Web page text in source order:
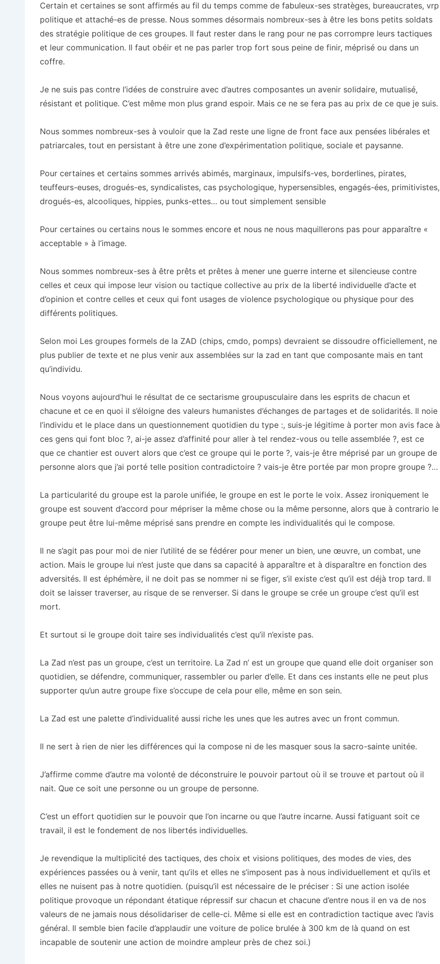
Certain et certaines se sont affirmés au fil du temps comme de fabuleux-ses stratèges, bureaucrates, vrp
politique et attaché-es de presse. Nous sommes désormais nombreux-ses à être les bons petits soldats
des stratégie politique de ces groupes. Il faut rester dans le rang pour ne pas corrompre leurs tactiques
et leur communication. Il faut obéir et ne pas parler trop fort sous peine de finir, méprisé ou dans un
coffre.
Je ne suis pas contre l’idées de construire avec d’autres composantes un avenir solidaire, mutualisé,
résistant et politique. C’est même mon plus grand espoir. Mais ce ne se fera pas au prix de ce que je suis.
Nous sommes nombreux-ses à vouloir que la Zad reste une ligne de front face aux pensées libérales et
patriarcales, tout en persistant à être une zone d’expérimentation politique, sociale et paysanne.
Pour certaines et certains sommes arrivés abimés, marginaux, impulsifs-ves, borderlines, pirates,
teuffeurs-euses, drogués-es, syndicalistes, cas psychologique, hypersensibles, engagés-ées, primitivistes,
drogués-es, alcooliques, hippies, punks-ettes… ou tout simplement sensible
Pour certaines ou certains nous le sommes encore et nous ne nous maquillerons pas pour apparaître «
acceptable » à l’image.
Nous sommes nombreux-ses à être prêts et prêtes à mener une guerre interne et silencieuse contre
celles et ceux qui impose leur vision ou tactique collective au prix de la liberté individuelle d’acte et
d’opinion et contre celles et ceux qui font usages de violence psychologique ou physique pour des
différents politiques.
Selon moi Les groupes formels de la ZAD (chips, cmdo, pomps) devraient se dissoudre officiellement, ne
plus publier de texte et ne plus venir aux assemblées sur la zad en tant que composante mais en tant
qu’individu.
Nous voyons aujourd’hui le résultat de ce sectarisme groupusculaire dans les esprits de chacun et
chacune et ce en quoi il s’éloigne des valeurs humanistes d’échanges de partages et de solidarités. Il noie
l’individu et le place dans un questionnement quotidien du type :, suis-je légitime à porter mon avis face à
ces gens qui font bloc ?, ai-je assez d’affinité pour aller à tel rendez-vous ou telle assemblée ?, est ce
que ce chantier est ouvert alors que c’est ce groupe qui le porte ?, vais-je être méprisé par un groupe de
personne alors que j’ai porté telle position contradictoire ? vais-je être portée par mon propre groupe ?…
La particularité du groupe est la parole unifiée, le groupe en est le porte le voix. Assez ironiquement le
groupe est souvent d’accord pour mépriser la même chose ou la même personne, alors que à contrario le
groupe peut être lui-même méprisé sans prendre en compte les individualités qui le compose.
Il ne s’agit pas pour moi de nier l’utilité de se fédérer pour mener un bien, une œuvre, un combat, une
action. Mais le groupe lui n’est juste que dans sa capacité à apparaître et à disparaître en fonction des
adversités. Il est éphémère, il ne doit pas se nommer ni se figer, s’il existe c’est qu’il est déjà trop tard. Il
doit se laisser traverser, au risque de se renverser. Si dans le groupe se crée un groupe c’est qu’il est
mort.
Et surtout si le groupe doit taire ses individualités c’est qu’il n’existe pas.
La Zad n’est pas un groupe, c’est un territoire. La Zad n’ est un groupe que quand elle doit organiser son
quotidien, se défendre, communiquer, rassembler ou parler d’elle. Et dans ces instants elle ne peut plus
supporter qu’un autre groupe fixe s’occupe de cela pour elle, même en son sein.
La Zad est une palette d’individualité aussi riche les unes que les autres avec un front commun.
Il ne sert à rien de nier les différences qui la compose ni de les masquer sous la sacro-sainte unitée.
J’affirme comme d’autre ma volonté de déconstruire le pouvoir partout où il se trouve et partout où il
nait. Que ce soit une personne ou un groupe de personne.
C’est un effort quotidien sur le pouvoir que l’on incarne ou que l’autre incarne. Aussi fatiguant soit ce
travail, il est le fondement de nos libertés individuelles.
Je revendique la multiplicité des tactiques, des choix et visions politiques, des modes de vies, des
expériences passées ou à venir, tant qu’ils et elles ne s’imposent pas à nous individuellement et qu’ils et
elles ne nuisent pas à notre quotidien. (puisqu’il est nécessaire de le préciser : Si une action isolée
politique provoque un répondant étatique répressif sur chacun et chacune d’entre nous il en va de nos
valeurs de ne jamais nous désolidariser de celle-ci. Même si elle est en contradiction tactique avec l’avis
général. Il semble bien facile d’applaudir une voiture de police brulée à 300 km de là quand on est
incapable de soutenir une action de moindre ampleur près de chez soi.)